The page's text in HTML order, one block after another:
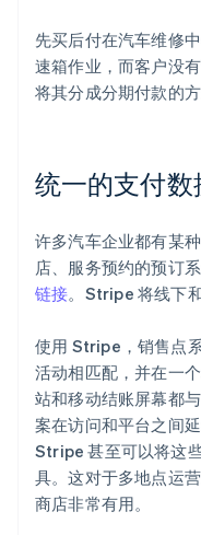
先买后付在汽车维修
速箱作业，而客户没
将其分成分期付款的
统一的支付数
许多汽车企业都有某
店、服务预约的预订
链接。Stripe 将线下
使用 Stripe，销售点
活动相匹配，并在一
站和移动结账屏幕都
案在访问和平台之间
Stripe 甚至可以将这
具。这对于多地点运
商店非常有用。